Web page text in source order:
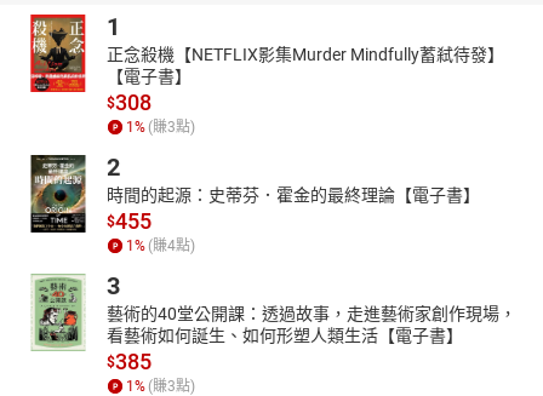
1
正念殺機【NETFLIX影集Murder Mindfully蓄弒待發】
【電子書】
$308
1 % (賺3點)
2
時間的起源：史蒂芬．霍金的最終理論【電子書】
$455
1 % (賺4點)
3
藝術的40堂公開課：透過故事，走進藝術家創作現場，
看藝術如何誕生、如何形塑人類生活【電子書】
$385
1 % (賺3點)